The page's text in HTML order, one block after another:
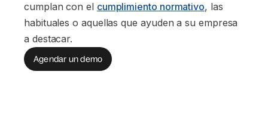
cumplan con el cumplimiento normativo, las
habituales o aquellas que ayuden a su empresa
a destacar.
Agendar un demo